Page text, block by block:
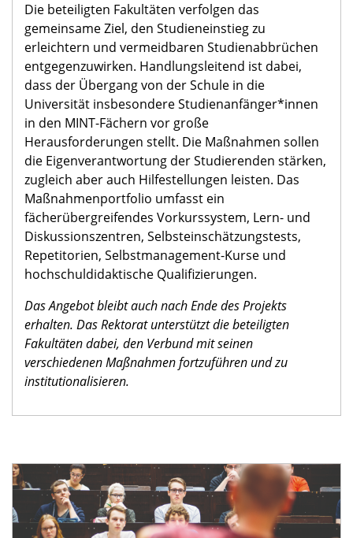
Die beteiligten Fakultäten verfolgen das
gemeinsame Ziel, den Studieneinstieg zu
erleichtern und vermeidbaren Studienabbrüchen
entgegenzuwirken. Handlungsleitend ist dabei,
dass der Übergang von der Schule in die
Universität insbesondere Studienanfänger*innen
in den MINT-Fächern vor große
Herausforderungen stellt. Die Maßnahmen sollen
die Eigenverantwortung der Studierenden stärken,
zugleich aber auch Hilfestellungen leisten. Das
Maßnahmenportfolio umfasst ein
fächerübergreifendes Vorkurssystem, Lern- und
Diskussionszentren, Selbsteinschätzungstests,
Repetitorien, Selbstmanagement-Kurse und
hochschuldidaktische Qualifizierungen.
Das Angebot bleibt auch nach Ende des Projekts
erhalten. Das Rektorat unterstützt die beteiligten
Fakultäten dabei, den Verbund mit seinen
verschiedenen Maßnahmen fortzuführen und zu
institutionalisieren.